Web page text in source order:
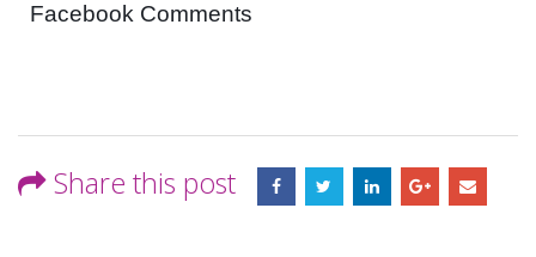
Facebook Comments
Share this post